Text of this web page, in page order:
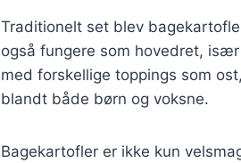
Traditionelt set blev
også fungere som hovedret,
med forskellige toppings som
blandt både børn og voksne.
Bagekartofler er ikke kun